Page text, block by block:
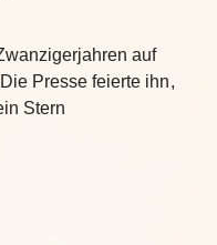
auf
Presse feierte ihn,
Stern